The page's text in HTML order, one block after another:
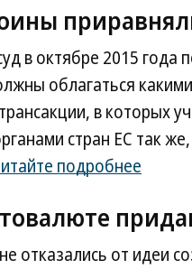
в октябре 2015
облагаться
в которых
стран ЕС так
подробнее
отказались от идеи